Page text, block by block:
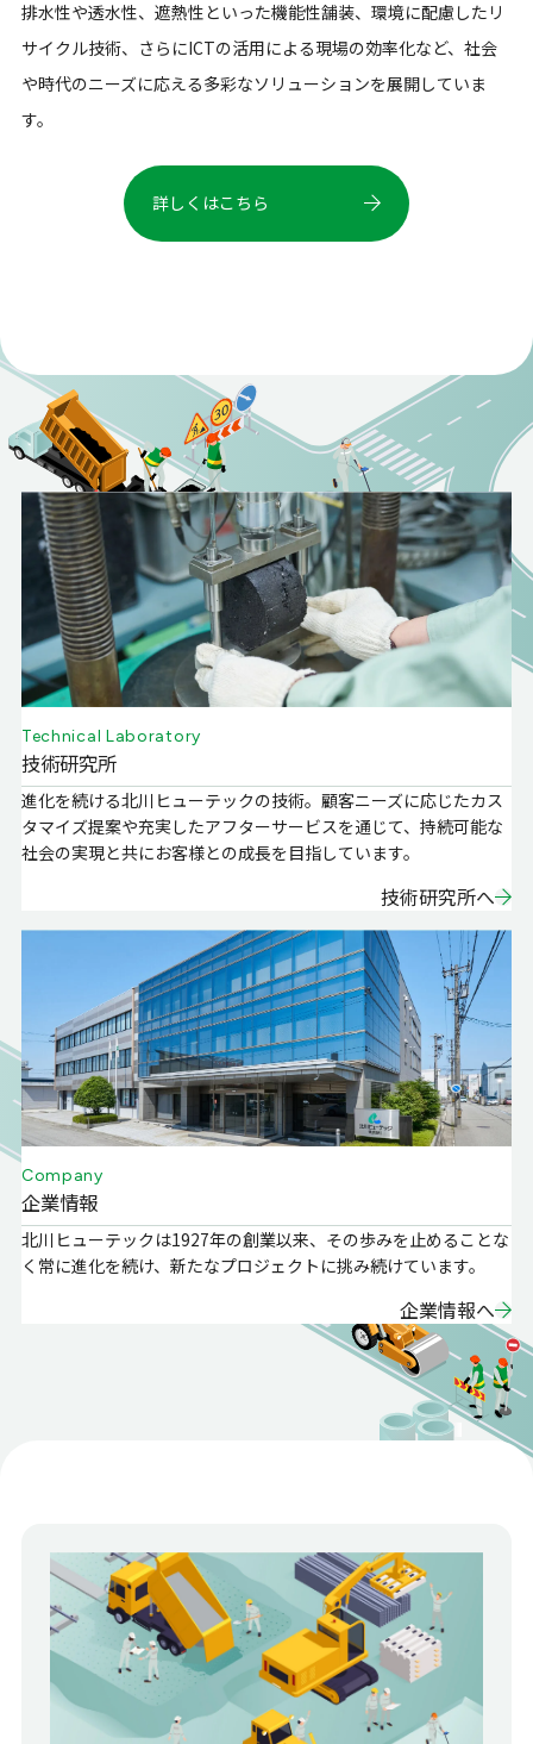
排水性や透水性、遮熱性といった機能性舗装、環境に配慮したリ
サイクル技術、さらにICTの活用による現場の効率化など、社会
や時代のニーズに応える多彩なソリューションを展開していま
す。
詳しくはこちら
Technical Laboratory
技術研究所
進化を続ける北川ヒューテックの技術。顧客ニーズに応じたカス
タマイズ提案や充実したアフターサービスを通じて、持続可能な
社会の実現と共にお客様との成長を目指しています。
技術研究所へ
Company
企業情報
北川ヒューテックは1927年の創業以来、その歩みを止めることな
く常に進化を続け、新たなプロジェクトに挑み続けています。
企業情報へ